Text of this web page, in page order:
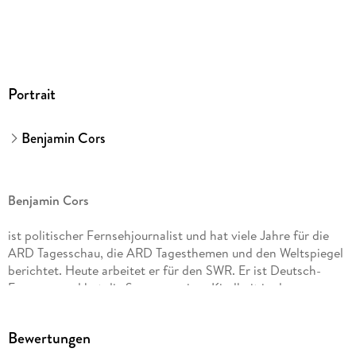
Portrait
Benjamin Cors
Benjamin Cors
ist politischer Fernsehjournalist und hat viele Jahre für die
ARD Tagesschau, die ARD Tagesthemen und den Weltspiegel
berichtet. Heute arbeitet er für den SWR. Er ist Deutsch-
Franzose und hat die Sommer seiner Kindheit in der
große Fangemeinde, seine Bücher landen regelmäßig auf der
Bewertungen